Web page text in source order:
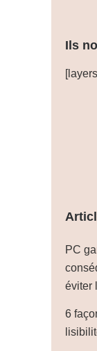
Ils
PC
éviter
6